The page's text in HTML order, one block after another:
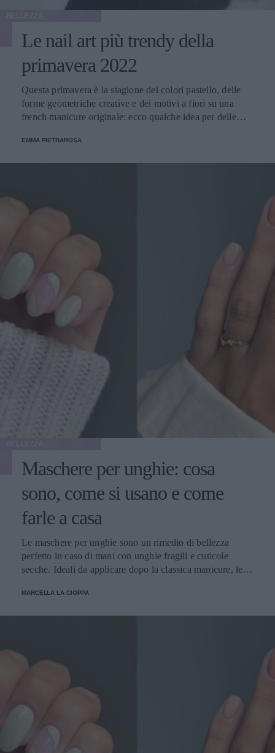
Le nail art più trendy della
primavera 2022
Questa primavera è la stagione dei colori pastello, delle
forme geometriche creative e dei motivi a fiori su una
french manicure originale: ecco qualche idea per delle
EMMA PIETRAROSA
Maschere per unghie: cosa
sono, come si usano e come
farle a casa
Le maschere per unghie sono un rimedio di bellezza
perfetto in caso di mani con unghie fragili e cuticole
secche. Ideali da applicare dopo la classica manicure, le
perfettamente idratate.
MARCELLA LA CIOPPA